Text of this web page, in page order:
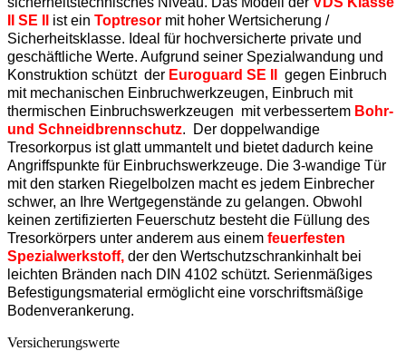
II SE Il
ist ein Toptresor mit hoher Wertsicherung /
Sicherheitsklasse. Ideal für hochversicherte private und
geschäftliche Werte. Aufgrund seiner Spezialwandung und
Konstruktion schützt der Euroguard SE II
gegen Einbruch
mit mechanischen Einbruchwerkzeugen, Einbruch mit
thermischen Einbruchswerkzeugen mit verbessertem Bohr-
und Schneidbrennschutz. Der doppelwandige
Tresorkorpus ist glatt ummantelt und bietet dadurch keine
Angriffspunkte für Einbruchswerkzeuge. Die 3-wandige Tür
mit den starken Riegelbolzen macht es jedem Einbrecher
schwer, an Ihre Wertgegenstände zu gelangen. Obwohl
keinen zertifizierten Feuerschutz besteht die Füllung des
Tresorkörpers unter anderem aus einem feuerfesten
Spezialwerkstoff, der den Wertschutzschrankinhalt bei
leichten Bränden nach DIN 4102 schützt. Serienmäßiges
Befestigungsmaterial ermöglicht eine vorschriftsmäßige
Bodenverankerung.
Versicherungswerte